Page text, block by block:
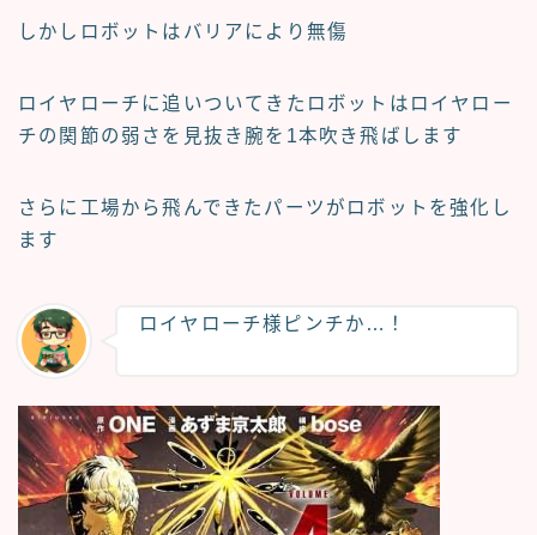
しかしロボットはバリアにより無傷
ロイヤローチに追いついてきたロボットはロイヤロー
チの関節の弱さを見抜き腕を1本吹き飛ばします
さらに工場から飛んできたパーツがロボットを強化し
ます
ロイヤローチ様ピンチか…！